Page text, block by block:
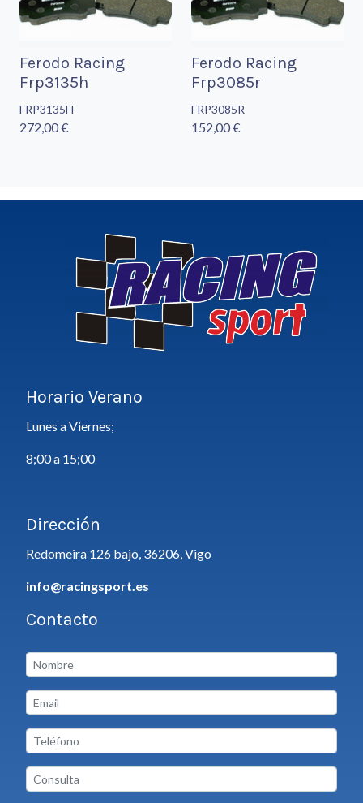
Ferodo Racing
Frp3135h
FRP3135H
272,00 €
Ferodo Racing
Frp3085r
FRP3085R
152,00 €
Horario Verano
Lunes a Viernes;
8;00 a 15;00
Dirección
Redomeira 126 bajo, 36206, Vigo
info@racingsport.es
Contacto